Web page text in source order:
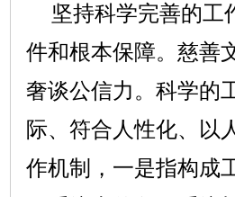
坚持科学完善的工
件和根本保障。慈善
奢谈公信力。科学的
际、符合人性化、以
作机制，一是指构成